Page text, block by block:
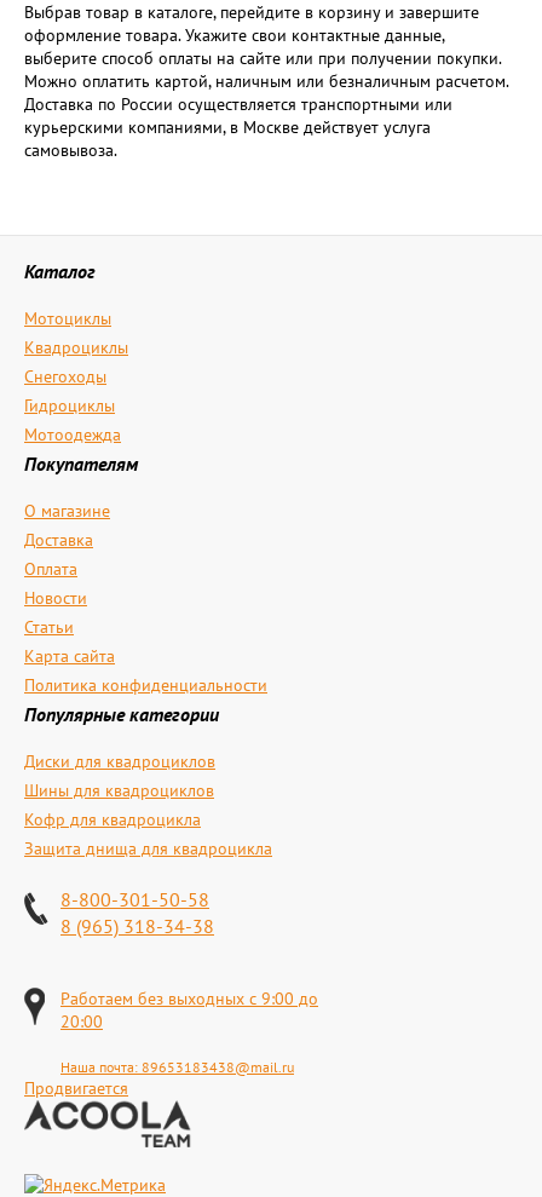
Выбрав товар в каталоге, перейдите в корзину и завершите
оформление товара. Укажите свои контактные данные,
выберите способ оплаты на сайте или при получении покупки.
Можно оплатить картой, наличным или безналичным расчетом.
Доставка по России осуществляется транспортными или
курьерскими компаниями, в Москве действует услуга
самовывоза.
Каталог
Мотоциклы
Квадроциклы
Снегоходы
Гидроциклы
Мотоодежда
Покупателям
О магазине
Доставка
Оплата
Новости
Статьи
Карта сайта
Политика конфиденциальности
Популярные категории
Диски для квадроциклов
Шины для квадроциклов
Кофр для квадроцикла
Защита днища для квадроцикла
8-800-301-50-58
8 (965) 318-34-38
Работаем без выходных с 9:00 до
20:00
Наша почта: 89653183438@mail.ru
Продвигается